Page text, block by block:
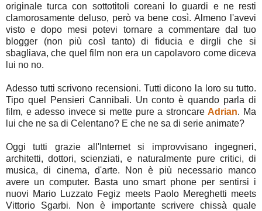
originale turca con sottotitoli coreani lo guardi e ne resti
clamorosamente deluso, però va bene così. Almeno l'avevi
visto e dopo mesi potevi tornare a commentare dal tuo
blogger (non più così tanto) di fiducia e dirgli che si
sbagliava, che quel film non era un capolavoro come diceva
lui no no.
Adesso tutti scrivono recensioni. Tutti dicono la loro su tutto.
Tipo quel Pensieri Cannibali. Un conto è quando parla di
film, e adesso invece si mette pure a stroncareAdrian. Ma
lui che ne sa di Celentano? E che ne sa di serie animate?
Oggi tutti grazie all'Internet si improvvisano ingegneri,
architetti, dottori, scienziati, e naturalmente pure critici, di
musica, di cinema, d'arte. Non è più necessario manco
avere un computer. Basta uno smart phone per sentirsi i
nuovi Mario Luzzato Fegiz meets Paolo Mereghetti meets
Vittorio Sgarbi. Non è importante scrivere chissà quale